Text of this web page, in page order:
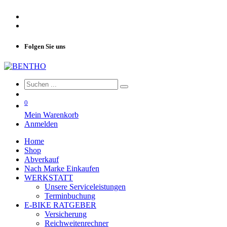
Folgen Sie uns
0
Mein Warenkorb
Anmelden
Home
Shop
Abverkauf
Nach Marke Einkaufen
WERKSTATT
Unsere Serviceleistungen
Terminbuchung
E-BIKE RATGEBER
Versicherung
Reichweitenrechner